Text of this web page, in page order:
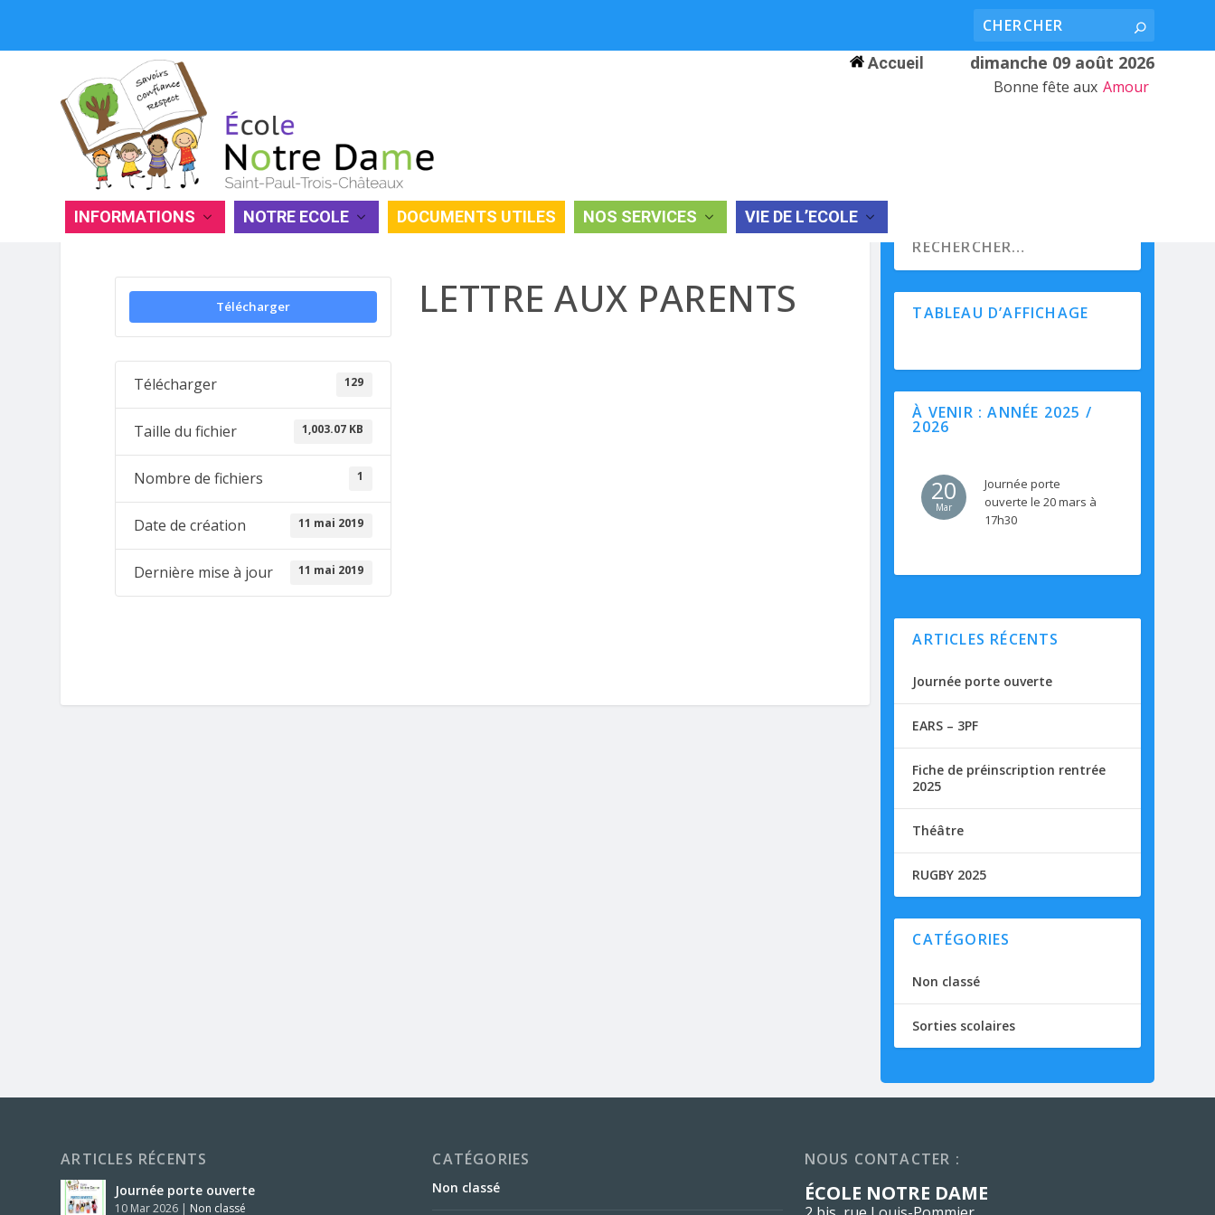
INFORMATIONS NOTRE ECOLE DOCUMENTS UTILES NOS SERVICES VIE DE L’ECOLE
Accueil dimanche 09 août 2026
Bonne fête aux Amour
LETTRE AUX PARENTS
Télécharger
Télécharger 129
Taille du fichier 1,003.07 KB
Nombre de fichiers 1
Date de création 11 mai 2019
Dernière mise à jour 11 mai 2019
LETTRE AUX PARENTS TABLEAU D’AFFICHAGE
À VENIR : ANNÉE 2025 /
2026
20
Mar
Journée porte
ouverte le 20 mars à
17h30
ARTICLES RÉCENTS
Journée porte ouverte
EARS – 3PF
Fiche de préinscription rentrée
2025
Théâtre
RUGBY 2025
CATÉGORIES
Non classé
Sorties scolaires
ARTICLES RÉCENTS
Journée porte ouverte
10 Mar 2026 | Non classé
CATÉGORIES
Non classé
NOUS CONTACTER :
ÉCOLE NOTRE DAME